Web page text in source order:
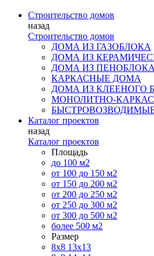
Строительство домов
назад
Строительство домов
ДОМА ИЗ ГАЗОБЛОКА
ДОМА ИЗ
ДОМА ИЗ ПЕНОБЛОКА
КАРКАСНЫЕ ДОМА
ДОМА ИЗ КЛЕЕНОГО
МОНОЛИТНО-
Каталог проектов
назад
Каталог проектов
Площадь
до 100 м2
от 100 до 150 м2
от 150 до 200 м2
от 200 до 250 м2
от 250 до 300 м2
от 300 до 500 м2
более 500 м2
Размер
8х8 13х13